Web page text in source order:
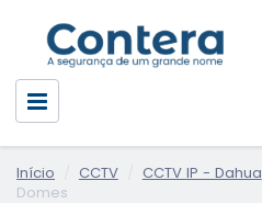
Início CCTV CCTV IP - Dahua
Domes